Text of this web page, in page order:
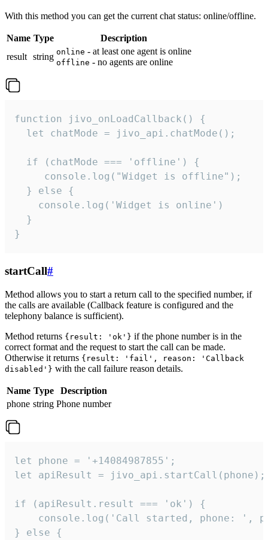
With this method you can get the current chat status: online/offline.
Name Type
Description
result string online - at least one agent is online
offline - no agents are online
function jivo_onLoadCallback() {
  let chatMode = jivo_api.chatMode();
  if (chatMode === 'offline') {
     console.log("Widget is offline");
  } else {
    console.log('Widget is online')
  }
}
startCall#
Method allows you to start a return call to the specified number, if
the calls are available (Callback feature is configured and the
telephony balance is sufficient).
Method returns {result: 'ok'} if the phone number is in the
correct format and the request to start the call can be made.
Otherwise it returns {result: 'fail', reason: 'Callback
disabled'} with the call failure reason details.
Name Type
Description
phone string Phone number
let phone = '+14084987855';
let apiResult = jivo_api.startCall(phone);
if (apiResult.result === 'ok') {
console.log('Call started, phone: ',
} else {